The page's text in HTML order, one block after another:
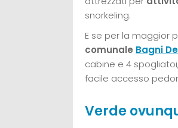
snorkeling.
E se per la maggior
comunale Bagni
cabine e 4
facile accesso
Verde